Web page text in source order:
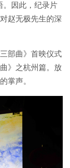
。因此，纪录片
赵无极先生的深
部曲》首映仪式
》之杭州篇。放
掌声。